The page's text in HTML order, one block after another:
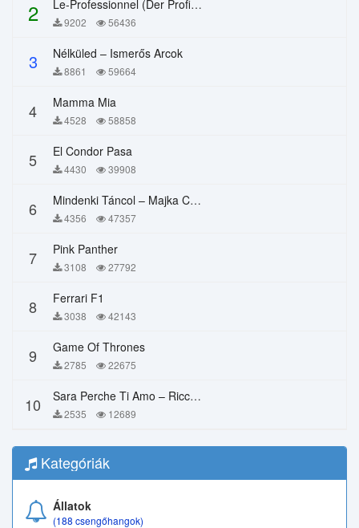
2 Le-Professionnel (Der Profi) – Chi Mai
9202 56436
3 Nélküled – Ismerős Arcok
8861 59664
4 Mamma Mia
4528 58858
5 El Condor Pasa
4430 39908
6 Mindenki Táncol – Majka Curtis, Péter Majoros
4356 47357
7 Pink Panther
3108 27792
8 Ferrari F1
3038 42143
9 Game Of Thrones
2785 22675
10 Sara Perche Ti Amo – Ricchi E Poveri
2535 12689
Kategóriák
Állatok
(188 csengőhangok)